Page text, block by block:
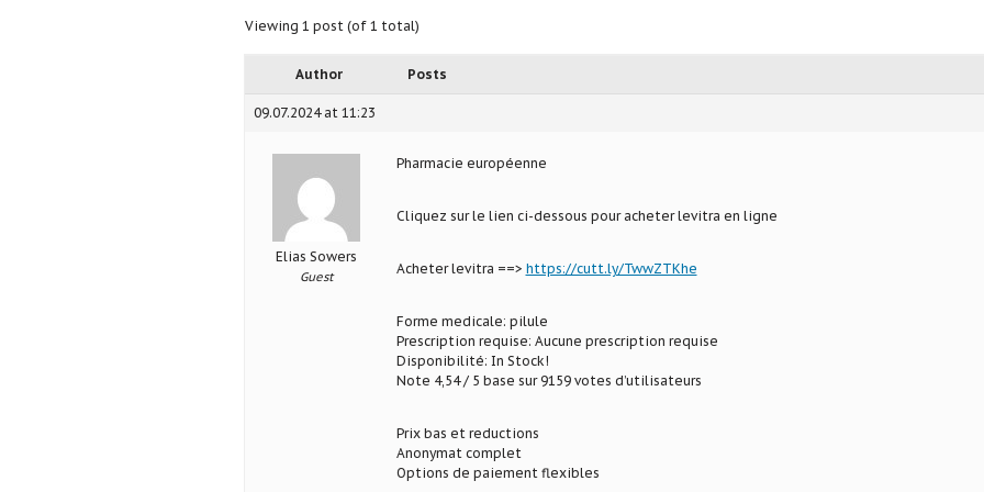
Viewing 1 post (of 1 total)
Author Posts
09.07.2024 at 11:23
Elias Sowers
Guest
Pharmacie européenne
Cliquez sur le lien ci-dessous pour acheter levitra en ligne
Acheter levitra ==> https://cutt.ly/TwwZTKhe
Forme medicale: pilule
Prescription requise: Aucune prescription requise
Disponibilité: In Stock!
Note 4,54 / 5 base sur 9159 votes d’utilisateurs
Prix bas et reductions
Anonymat complet
Options de paiement flexibles